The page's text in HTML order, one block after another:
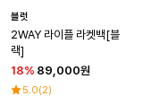
블럿
2WAY 라이플 라켓백[블
랙]
18% 89,000원
5.0(2)